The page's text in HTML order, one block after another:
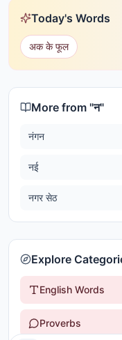
Today's Words
अक के फूल
More from "न"
नंगन
नई
नगर सेठ
Explore
English Words
Proverbs